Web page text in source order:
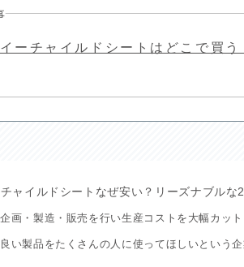
ーチャイルドシートはどこで買
ャイルドシートなぜ安い？リーズナブルな
画・製造・販売を行い生産コストを大幅カット
い製品をたくさんの人に使ってほしいという